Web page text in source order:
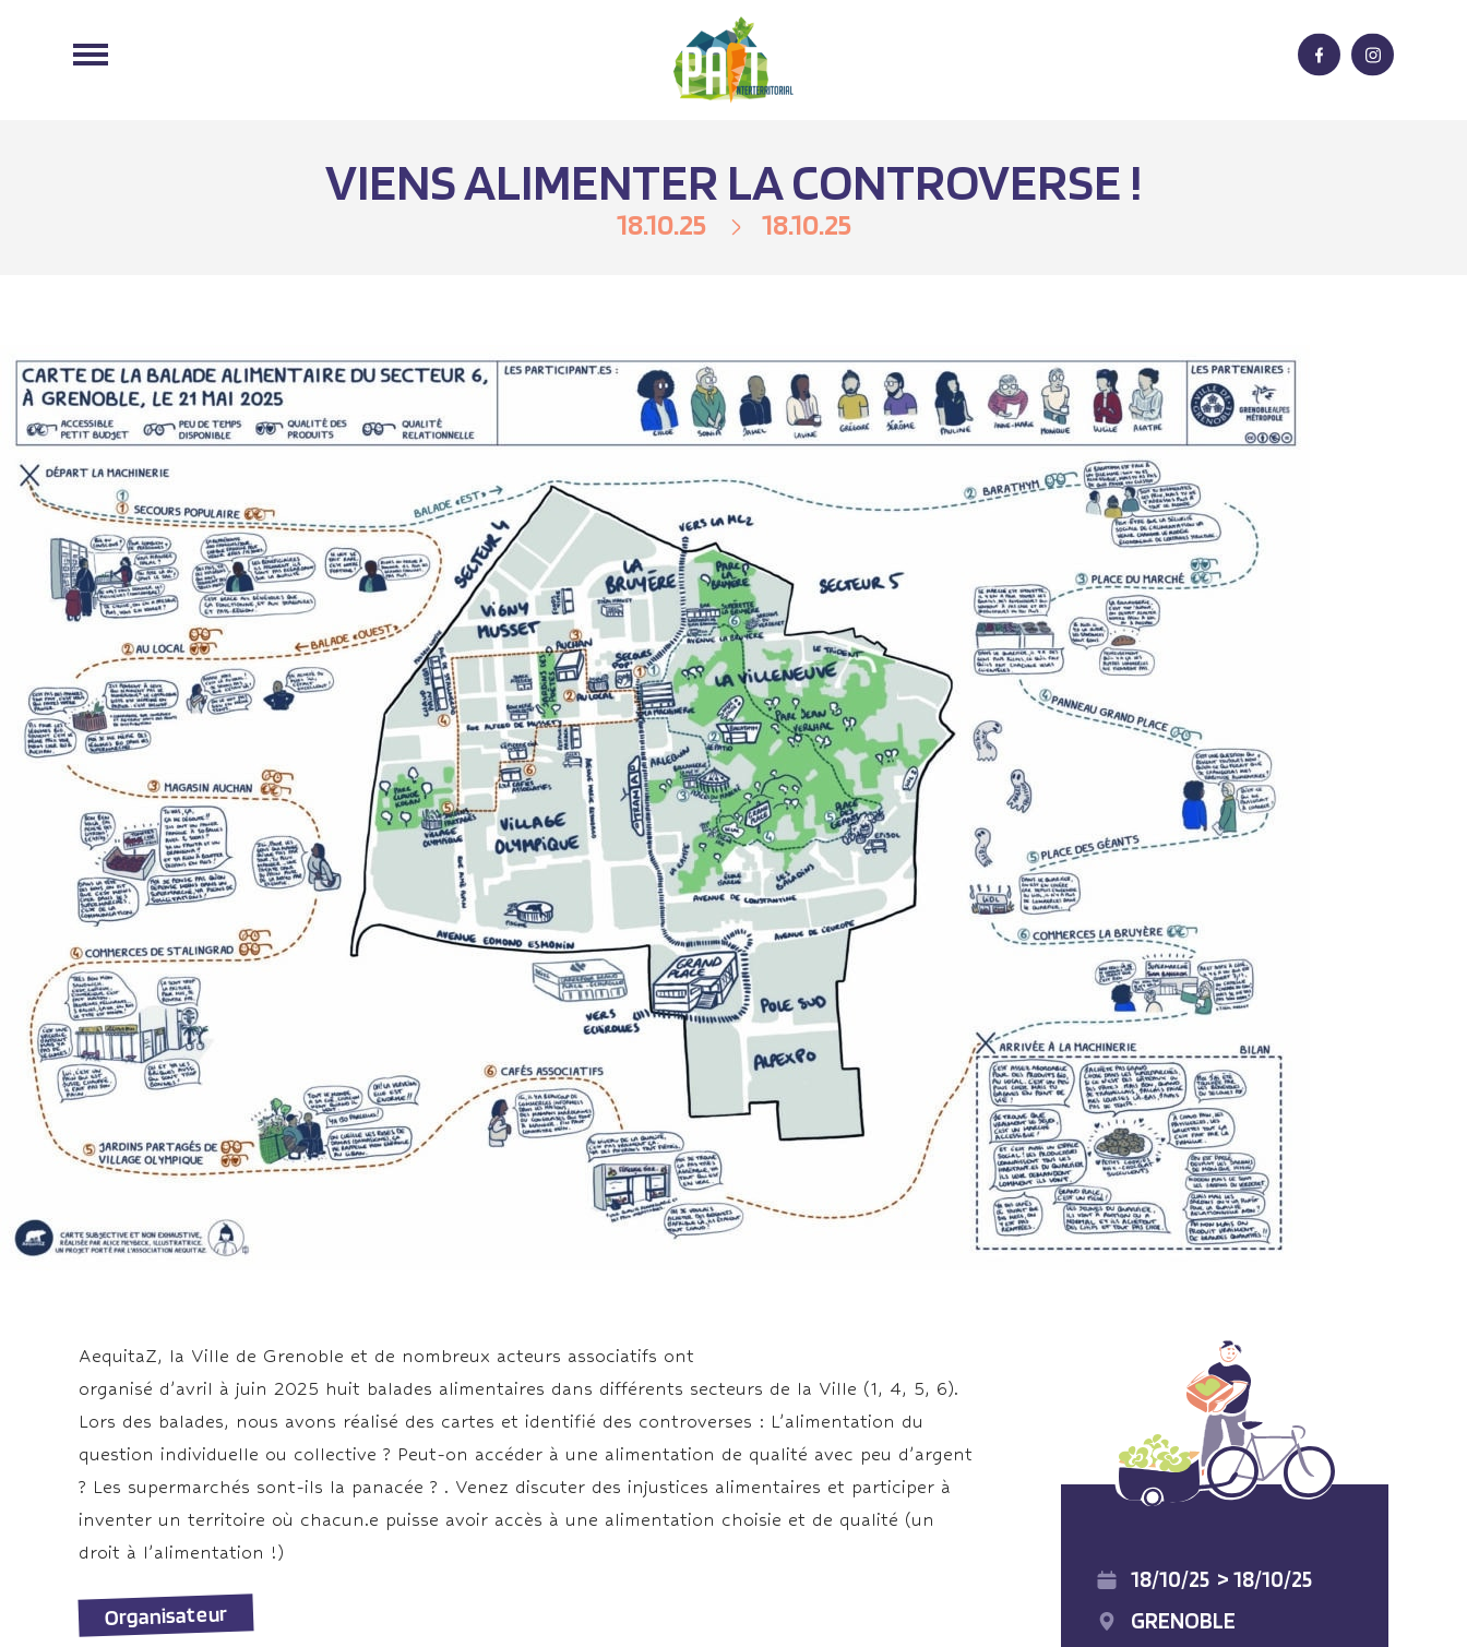
VIENS ALIMENTER LA CONTROVERSE !
18.10.25 18.10.25
AequitaZ, la Ville de Grenoble et de nombreux acteurs associatifs ont
organisé d’avril à juin 2025 huit balades alimentaires dans différents secteurs de la Ville (1, 4, 5, 6).
Lors des balades, nous avons réalisé des cartes et identifié des controverses : L’alimentation du
question individuelle ou collective ? Peut-on accéder à une alimentation de qualité avec peu d’argent
? Les supermarchés sont-ils la panacée ? . Venez discuter des injustices alimentaires et participer à
inventer un territoire où chacun.e puisse avoir accès à une alimentation choisie et de qualité (un
droit à l’alimentation !)
Organisateur
18/10/25 > 18/10/25
GRENOBLE